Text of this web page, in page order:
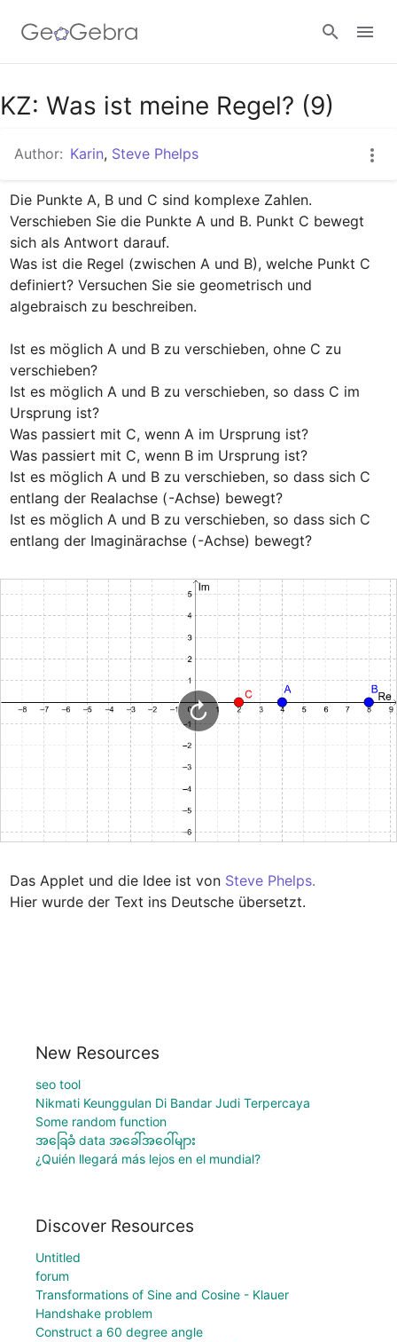
Google Classroom
GeoGebra Classroom
Sign in
KZ: Was ist meine Regel? (9)
Author: Karin, Steve Phelps
Die Punkte A, B und C sind komplexe Zahlen.
Verschieben Sie die Punkte A und B. Punkt C bewegt
sich als Antwort darauf.
Was ist die Regel (zwischen A und B), welche Punkt C
definiert? Versuchen Sie sie geometrisch und
algebraisch zu beschreiben.
Ist es möglich A und B zu verschieben, ohne C zu
verschieben?
Ist es möglich A und B zu verschieben, so dass C im
Ursprung ist?
Was passiert mit C, wenn A im Ursprung ist?
Was passiert mit C, wenn B im Ursprung ist?
Ist es möglich A und B zu verschieben, so dass sich C
entlang der Realachse (-Achse) bewegt?
Ist es möglich A und B zu verschieben, so dass sich C
entlang der Imaginärachse (-Achse) bewegt?
Das Applet und die Idee ist von
Hier wurde der Text ins Deutsche übersetzt.﻿
New Resources
seo tool
Nikmati Keunggulan Di Bandar Judi Terpercaya
Some random function
အခြေခံ data အခေါ်အဝေါ်များ
¿Quién llegará más lejos en el mundial?
Discover Resources
Untitled
forum
Transformations of Sine and Cosine - Klauer
Handshake problem
Construct a 60 degree angle